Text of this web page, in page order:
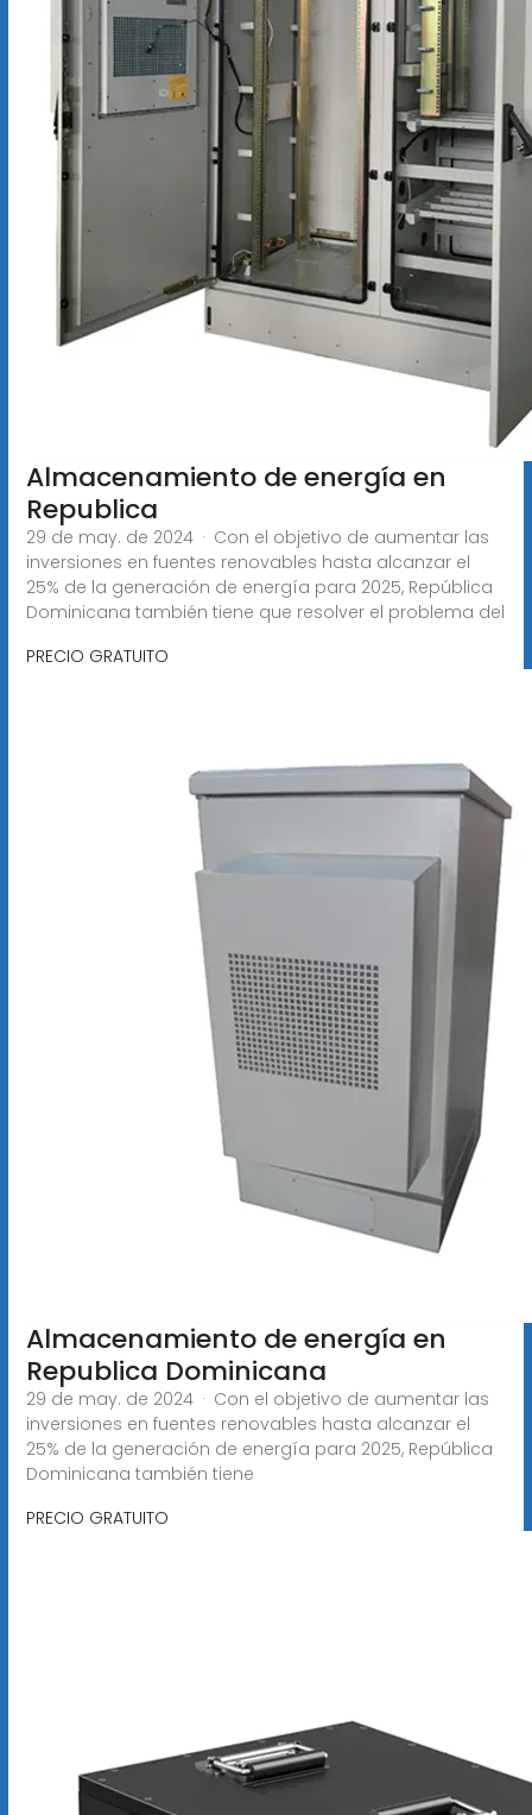
Almacenamiento de energía en
Republica
29 de may. de 2024 · Con el objetivo de aumentar las
inversiones en fuentes renovables hasta alcanzar el
25% de la generación de energía para 2025, República
Dominicana también tiene que resolver el problema del
PRECIO GRATUITO
Almacenamiento de energía en
Republica Dominicana
29 de may. de 2024 · Con el objetivo de aumentar las
inversiones en fuentes renovables hasta alcanzar el
25% de la generación de energía para 2025, República
Dominicana también tiene
PRECIO GRATUITO